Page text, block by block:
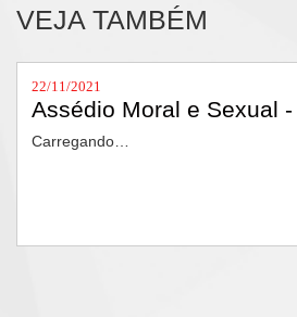
VEJA TAMBÉM
22/11/2021
Assédio Moral e Sexual -
Carregando…